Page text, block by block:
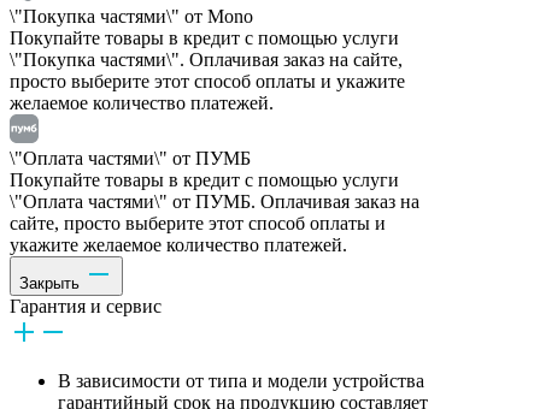
\"Покупка частями\" от Mono
Покупайте товары в кредит с помощью услуги
\"Покупка частями\". Оплачивая заказ на сайте,
просто выберите этот способ оплаты и укажите
желаемое количество платежей.
\"Оплата частями\" от ПУМБ
Покупайте товары в кредит с помощью услуги
\"Оплата частями\" от ПУМБ. Оплачивая заказ на
сайте, просто выберите этот способ оплаты и
укажите желаемое количество платежей.
Закрыть
Гарантия и сервис
В зависимости от типа и модели устройства
гарантийный срок на продукцию составляет